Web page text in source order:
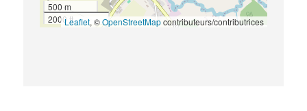
500 m
2000 ftLeaflet, ©OpenStreetMapcontributeurs/contributrices